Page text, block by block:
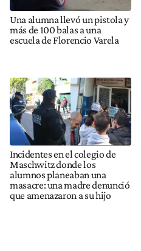
Una alumna llevó un pistola y
más de 100 balas a una
escuela de Florencio Varela
Incidentes en el colegio de
Maschwitz donde los
alumnos planeaban una
masacre: una madre denunció
que amenazaron a su hijo